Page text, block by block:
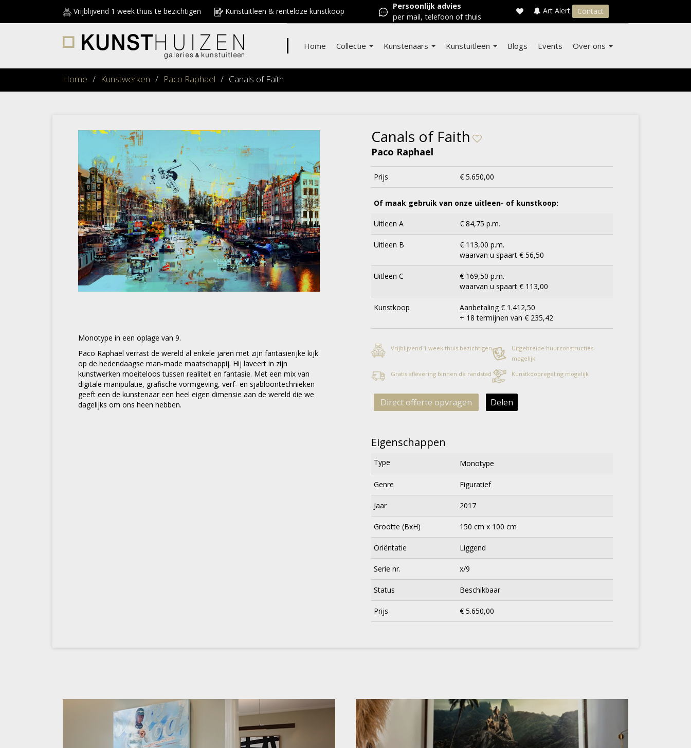
Vrijblijvend 1 week thuis te bezichtigen Kunstuitleen & renteloze kunstkoop
Persoonlijk advies
per mail, telefoon of thuis
Art Alert Contact
Home Collectie Kunstenaars Kunstuitleen Blogs Events Over ons
Home / Kunstwerken / Paco Raphael / Canals of Faith
Monotype in een oplage van 9.
Paco Raphael verrast de wereld al enkele jaren met zijn fantasierijke kijk
op de hedendaagse man-made maatschappij. Hij laveert in zijn
kunstwerken moeiteloos tussen realiteit en fantasie. Met een mix van
digitale manipulatie, grafische vormgeving, verf- en sjabloontechnieken
geeft een de kunstenaar een heel eigen dimensie aan de wereld die we
dagelijks om ons heen hebben.
Canals of Faith
Paco Raphael
Prijs € 5.650,00
Of maak gebruik van onze uitleen- of kunstkoop:
Uitleen A € 84,75 p.m.
Uitleen B
€ 113,00 p.m.
waarvan u spaart € 56,50
Uitleen C
€ 169,50 p.m.
waarvan u spaart € 113,00
Kunstkoop
Aanbetaling € 1.412,50
+ 18 termijnen van € 235,42
Vrijblijvend 1 week thuis bezichtigen
Uitgebreide huurconstructies
mogelijk
Gratis aflevering binnen de randstad
Kunstkoopregeling mogelijk
Direct offerte opvragen Delen
Eigenschappen
Type Monotype
Genre Figuratief
Jaar 2017
Grootte (BxH) 150 cm x 100 cm
Oriëntatie Liggend
Serie nr. x/9
Status Beschikbaar
Prijs € 5.650,00
voor onze nieuwsbrief
E-
mailadres
×